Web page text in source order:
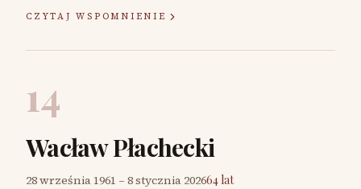
CZYTAJ WSPOMNIENIE
14
Wacław Płachecki
28 września 1961 – 8 stycznia 202664 lat